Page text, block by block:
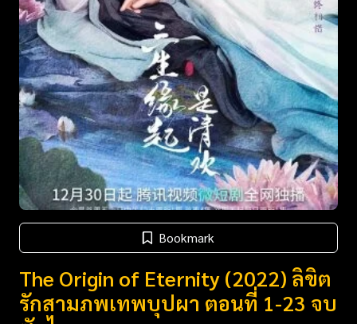
Bookmark
The Origin of Eternity (2022) ลิขิต
รักสามภพเทพบุปผา ตอนที่ 1-23 จบ